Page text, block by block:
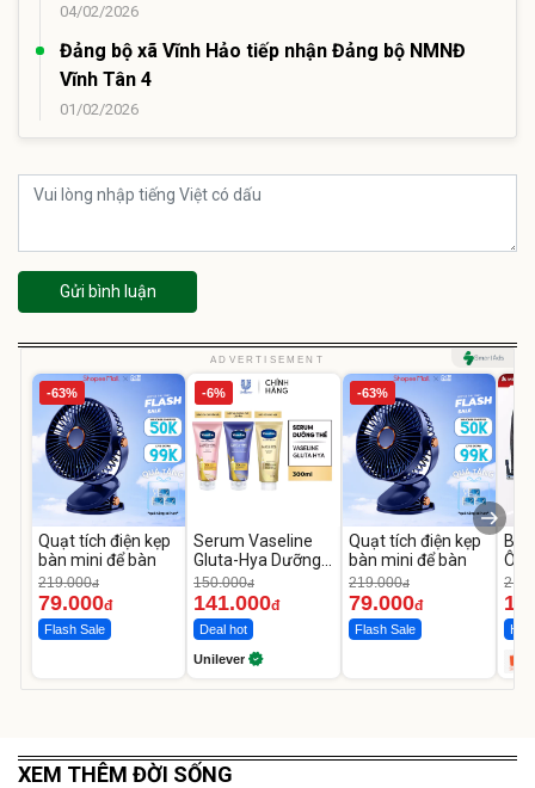
04/02/2026
Đảng bộ xã Vĩnh Hảo tiếp nhận Đảng bộ NMNĐ
Vĩnh Tân 4
01/02/2026
Gửi bình luận
ADVERTISEMENT
-63%
Quạt tích điện kẹp
bàn mini để bàn
219.000đ
79.000đ
Flash Sale
-6%
Serum Vaseline
Gluta-Hya Dưỡng
Da Sáng Mịn Sau 7
Ngày
150.000đ
141.000đ
Deal hot
Unilever
-63%
Quạt tích điện kẹp
bàn mini để bàn
219.000đ
79.000đ
Flash Sale
Ô
Hot
XEM THÊM ĐỜI SỐNG